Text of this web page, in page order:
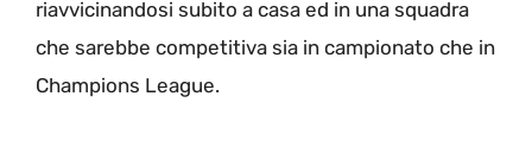
riavvicinandosi subito a casa ed in una squadra
che sarebbe competitiva sia in campionato che in
Champions League.